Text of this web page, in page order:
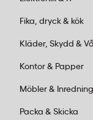
Fika, dryck & kök
Kläder, Skydd &
Kontor & Papper
Möbler & Inredning
Packa & Skicka